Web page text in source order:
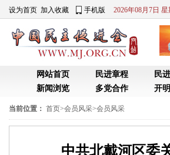
设为首页 加入收藏 手机版 2026年08月7日 星
网站首页 民进章程 民
新闻浏览
多党合作 开
当前位置： 首页>会员风采>会员风采
中共北戴河区委